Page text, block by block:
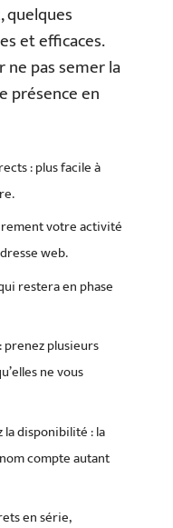
quelques
et efficaces.
ne pas semer la
présence en
: plus facile à
votre activité
web.
restera en phase
prenez plusieurs
ne vous
disponibilité : la
compte autant
en série,